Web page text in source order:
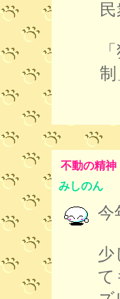
制
不動の精神
みしのん
今
少
て